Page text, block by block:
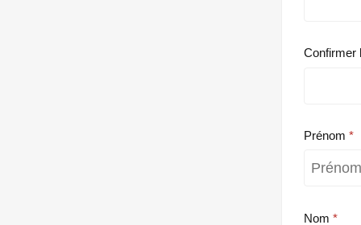
Confirmer
Prénom
Nom